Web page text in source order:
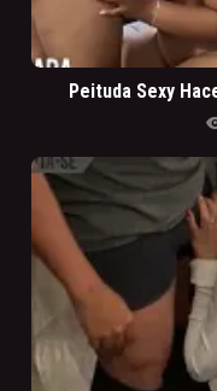
Peituda Sexy